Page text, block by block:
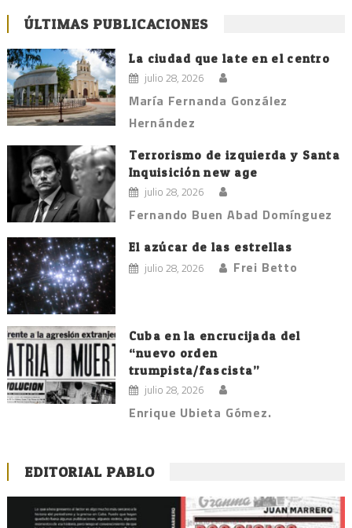
ÚLTIMAS PUBLICACIONES
La ciudad que late en el centro
julio 28, 2026
María Fernanda González
Hernández
Terrorismo de izquierda y Santa
Inquisición new age
julio 28, 2026
Fernando Buen Abad Domínguez
El azúcar de las estrellas
julio 28, 2026 Frei Betto
Cuba en la encrucijada del
“nuevo orden
trumpista/fascista”
julio 28, 2026
Enrique Ubieta Gómez.
EDITORIAL PABLO